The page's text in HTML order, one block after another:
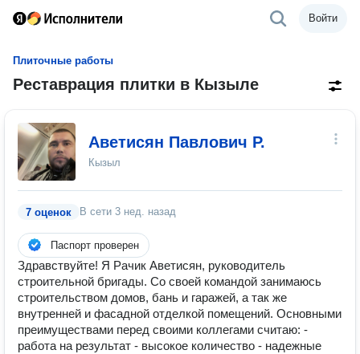
Войти
Плиточные работы
Реставрация плитки в Кызыле
Аветисян Павлович Р.
Кызыл
7 оценок В сети 3 нед. назад
Паспорт проверен
Здравствуйте! Я Рачик Аветисян, руководитель
строительной бригады. Со своей командой занимаюсь
строительством домов, бань и гаражей, а так же
внутренней и фасадной отделкой помещений. Основными
преимуществами перед своими коллегами считаю: -
работа на результат - высокое количество - надежные